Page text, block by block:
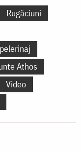
Rugăciuni
Athos
Video